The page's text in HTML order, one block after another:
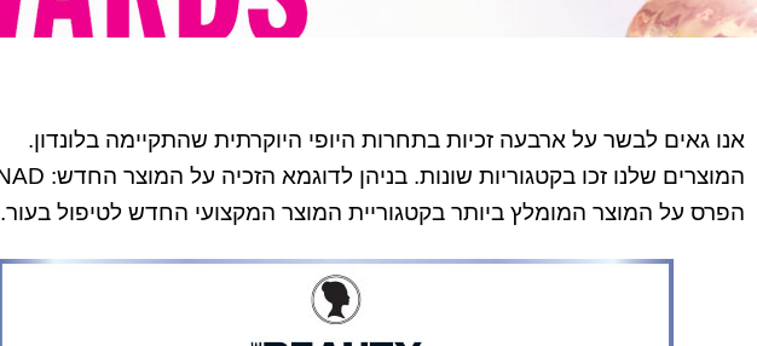
אנו גאים לבשר על ארבעה זכיות בתחרות היופי היוקרתית שהתקיימה בלונדון.
הפרס על המוצר המומלץ ביותר בקטגוריית המוצר המקצועי החדש לטיפול בעור.